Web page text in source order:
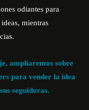
odiantes para
mientras
ampliaremos sobre
para vender la idea
seguidoras.